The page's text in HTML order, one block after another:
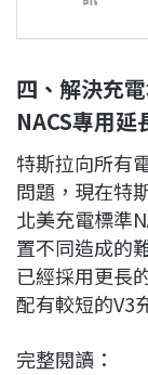
四、解決充
NACS專用延
特斯拉向所有
問題，現在特
北美充電標準
置不同造成的
已經採用更長
配有較短的V3
完整閱讀：